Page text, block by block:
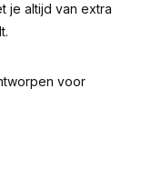
je altijd van extra
voor